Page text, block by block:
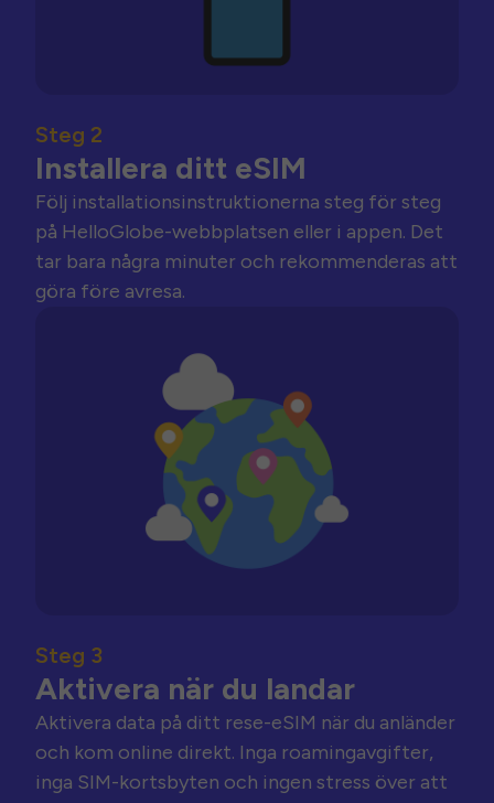
Steg 2
Installera ditt eSIM
Följ installationsinstruktionerna steg för steg
på HelloGlobe-webbplatsen eller i appen. Det
tar bara några minuter och rekommenderas att
göra före avresa.
Steg 3
Aktivera när du landar
Aktivera data på ditt rese-eSIM när du anländer
och kom online direkt. Inga roamingavgifter,
inga SIM-kortsbyten och ingen stress över att